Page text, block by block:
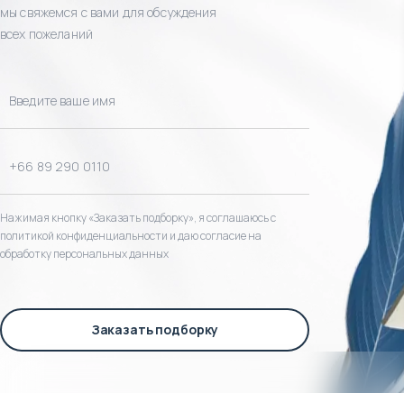
мы свяжемся с вами для обсуждения
всех пожеланий
Нажимая кнопку «Заказать подборку», я соглашаюсь с
политикой конфиденциальности и даю согласие на
обработку персональных данных
Заказать подборку